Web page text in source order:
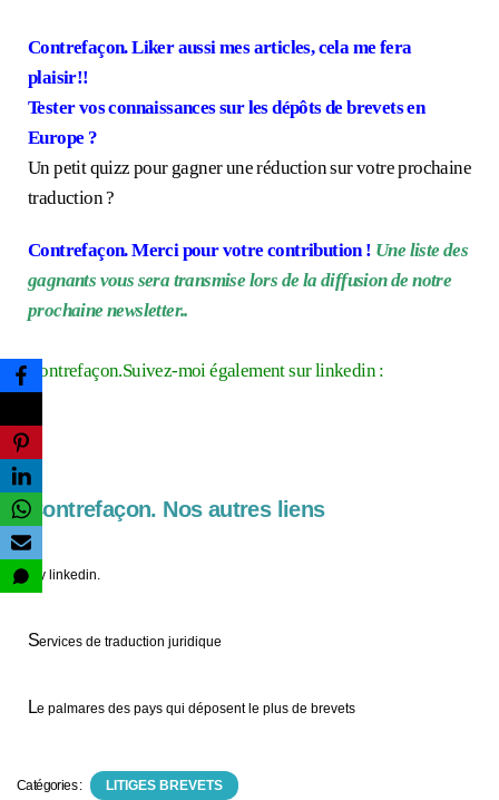
Contrefaçon. Liker aussi mes articles, cela me fera
plaisir!!
Tester vos connaissances sur les dépôts de brevets en
Europe ?
Un petit quizz pour gagner une réduction sur votre prochaine
traduction ?
Contrefaçon. Merci pour votre contribution ! Une liste des
gagnants vous sera transmise lors de la diffusion de notre
prochaine newsletter..
Contrefaçon.Suivez-moi également sur linkedin :
Contrefaçon. Nos autres liens
My linkedin.
Services de traduction juridique
Le palmares des pays qui déposent le plus de brevets
Catégories : LITIGES BREVETS